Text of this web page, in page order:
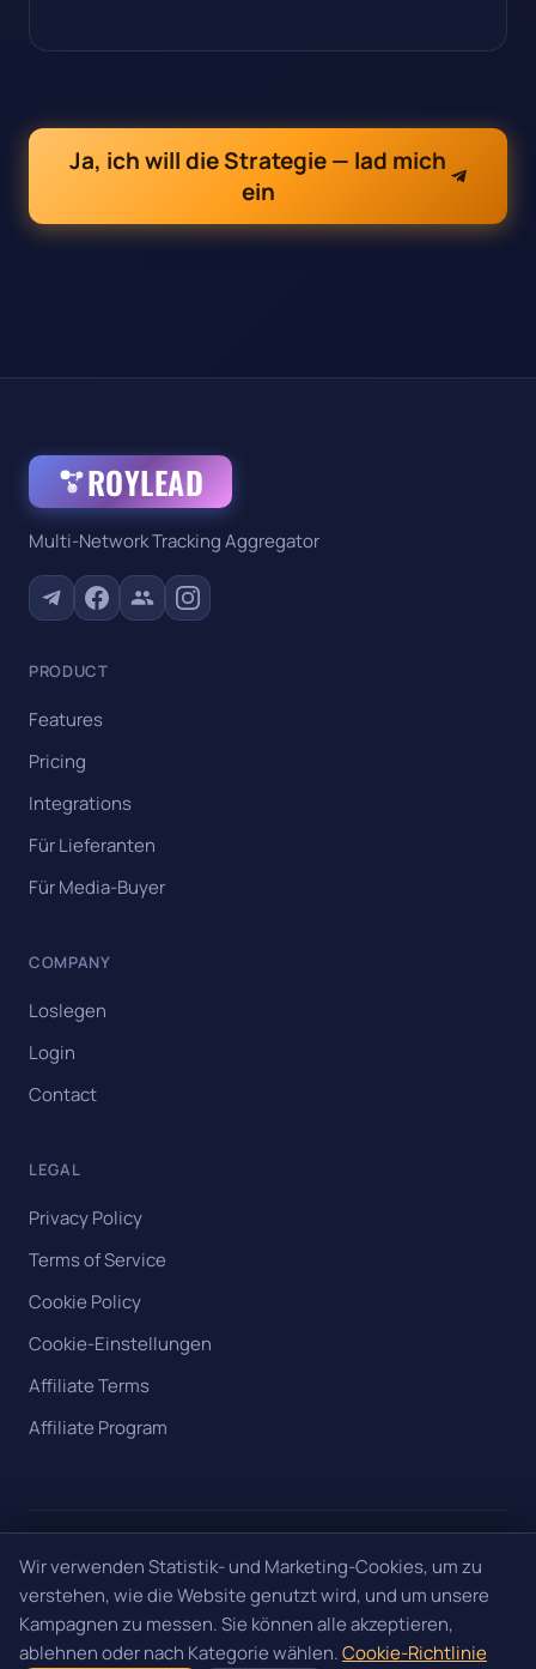
Ja, ich will die Strategie — lad mich
ein
ROYLEAD
Multi-Network Tracking Aggregator
PRODUCT
Features
Pricing
Integrations
Für Lieferanten
Für Media-Buyer
COMPANY
Loslegen
Login
Contact
LEGAL
Privacy Policy
Terms of Service
Cookie Policy
Cookie-Einstellungen
Affiliate Terms
Affiliate Program
© 2026 Roylead. All rights reserved.
RoyLead Srls • Via Belmonte 1, 71016 San Severo (FG) • P.IVA
IT04383570712 • PEC: ROYLEAD@PEC.CGN.IT • Codice
Destinatario: KRRH6B9
Wir verwenden Statistik- und Marketing-Cookies, um zu
verstehen, wie die Website genutzt wird, und um unsere
Kampagnen zu messen. Sie können alle akzeptieren,
ablehnen oder nach Kategorie wählen.Cookie-Richtlinie